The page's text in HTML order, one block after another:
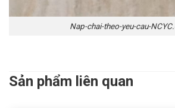
Nap-chai-theo-yeu-cau-
Sản phẩm liên quan